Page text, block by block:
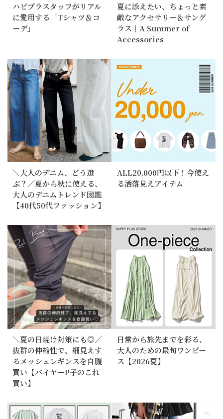
ハピプラスタッフがリアル
に愛用する「Tシャツ＆コ
ーデ」
夏に添えたい、ちょっと素
敵なアクセサリー＆サング
ラス｜A Summer of
Accessories
＼大人のデニム、どう選
ぶ？／夏から秋に使える、
大人のデニムトレンド図鑑
【40代50代ファッション】
ALL20,000円以下！今使え
る洒落見えアイテム
＼夏の日焼け対策にも◎／
抜群の伸縮性で、細見えす
るメッシュレギンスを自腹
買い【バイヤーP子のこれ
買い】
日常から旅先までを彩る、
大人のための最旬ワンピー
ス【2026夏】